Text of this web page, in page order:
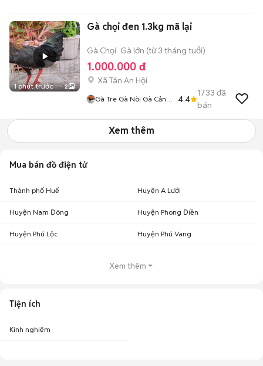
1 phút trước 2
Gà chọi đen 1.3kg mã lại
Gà Chọi Gà lớn (từ 3 tháng tuổi)
1.000.000 đ
Xã Tân An Hội
Gà Tre Gà Nòi Gà Cảnh
4.4
1733 đã
bán
Xem thêm
Mua bán đồ điện tử
Thành phố Huế Huyện A Lưới
Huyện Nam Đông Huyện Phong Điền
Huyện Phú Lộc Huyện Phú Vang
Xem thêm
Tiện ích
Kinh nghiệm